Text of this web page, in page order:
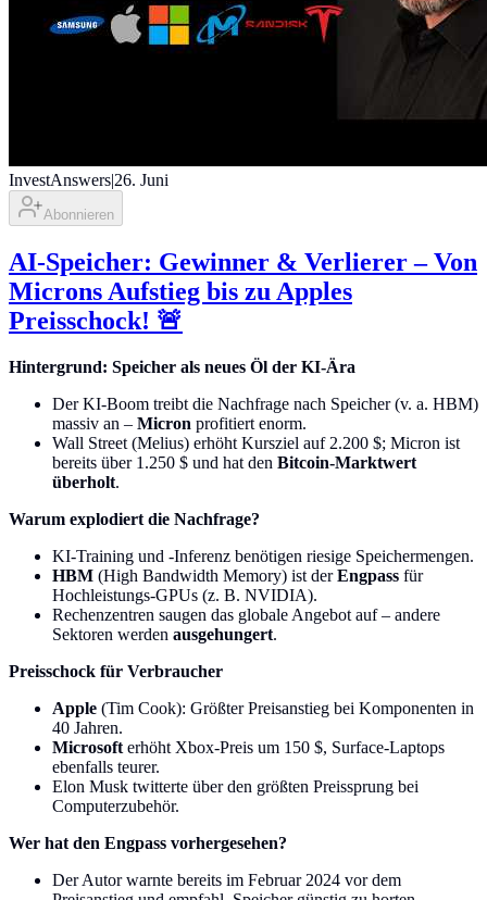
InvestAnswers|26. Juni
Abonnieren
AI-Speicher: Gewinner & Verlierer – Von
Microns Aufstieg bis zu Apples
Preisschock! 🚨
Hintergrund: Speicher als neues Öl der KI-Ära
Der KI-Boom treibt die Nachfrage nach Speicher (v. a. HBM)
massiv an – Micron profitiert enorm.
Wall Street (Melius) erhöht Kursziel auf 2.200 $; Micron ist
bereits über 1.250 $ und hat den Bitcoin-Marktwert
überholt.
Warum explodiert die Nachfrage?
KI-Training und -Inferenz benötigen riesige Speichermengen.
HBM (High Bandwidth Memory) ist derEngpass für
Hochleistungs-GPUs (z. B. NVIDIA).
Rechenzentren saugen das globale Angebot auf – andere
Sektoren werden ausgehungert.
Preisschock für Verbraucher
Apple (Tim Cook): Größter Preisanstieg bei Komponenten in
40 Jahren.
Microsoft erhöht Xbox-Preis um 150 $, Surface-Laptops
ebenfalls teurer.
Elon Musk twitterte über den größten Preissprung bei
Computerzubehör.
Wer hat den Engpass vorhergesehen?
Der Autor warnte bereits im Februar 2024 vor dem